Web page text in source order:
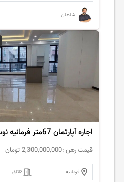
شاهان
اجاره آپارتمان 67متر فرمانیه نوساز
قیمت رهن :2,300,000,000 تومان
فرمانیه 2اتاق